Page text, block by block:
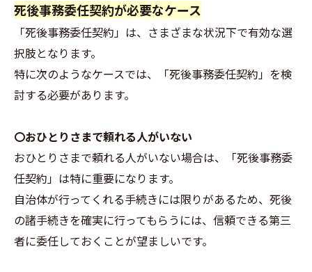
死後事務委任契約が必要なケース
「死後事務委任契約」は、さまざまな状況下で有効な選
択肢となります。
特に次のようなケースでは、「死後事務委任契約」を検
討する必要があります。
〇おひとりさまで頼れる人がいない
おひとりさまで頼れる人がいない場合は、「死後事務委
任契約」は特に重要になります。
自治体が行ってくれる手続きには限りがあるため、死後
の諸手続きを確実に行ってもらうには、信頼できる第三
者に委任しておくことが望ましいです。